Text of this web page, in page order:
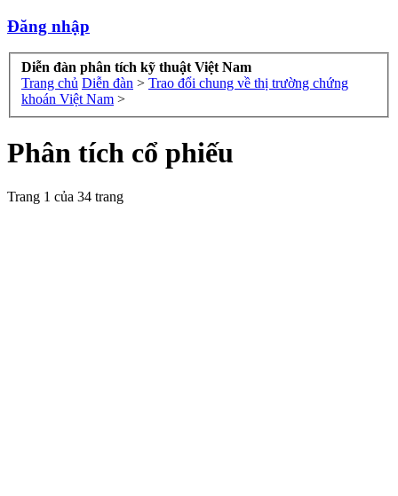
Đăng nhập
Diễn đàn phân tích kỹ thuật Việt Nam
Trang chủ Diễn đàn > Trao đổi chung về thị trường chứng
khoán Việt Nam >
Phân tích cổ phiếu
Trang 1 của 34 trang